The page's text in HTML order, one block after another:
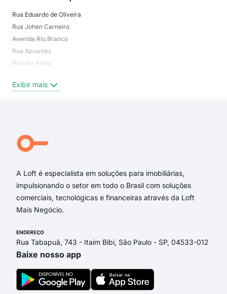
Rua Eduardo de Oliveira
Rua Johen Carneiro
Avenida Rio Branco
Rua Xavantes
Rua Rio Preto
Rua Guaicurus
Rua Carajás
Rua Agenor Paes
Exibir mais
A Loft é especialista em soluções para imobiliárias,
impulsionando o setor em todo o Brasil com soluções
comerciais, tecnológicas e financeiras através da Loft
Mais Negócio.
ENDEREÇO
Rua Tabapuã, 743 - Itaim Bibi, São Paulo - SP, 04533-012
Baixe nosso app